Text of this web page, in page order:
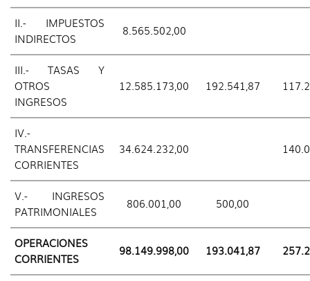
II.- IMPUESTOS
INDIRECTOS
8.565.502,00
III.- TASAS Y
OTROS
INGRESOS
12.585.173,00 192.541,87
IV.-
TRANSFERENCIAS
CORRIENTES
34.624.232,00
V.- INGRESOS
PATRIMONIALES
806.001,00 500,00
OPERACIONES
CORRIENTES
98.149.998,00 193.041,87